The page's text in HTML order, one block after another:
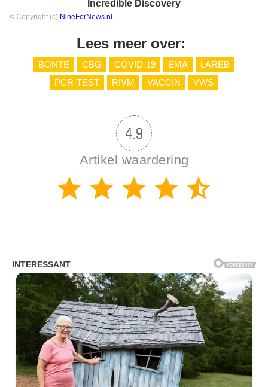
Incredible Discovery
© Copyright (c) NineForNews.nl
Lees meer over:
BONTE CBG COVID-19 EMA
LAREB
PCR-TEST
RIVM VACCIN VWS
4.9
Artikel waardering